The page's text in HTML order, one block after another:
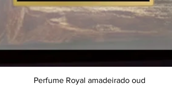
Visualização rápida
Perfume Royal amadeirado oud